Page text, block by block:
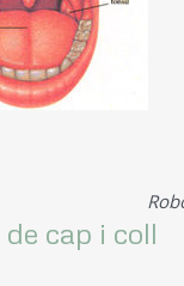
cap i coll